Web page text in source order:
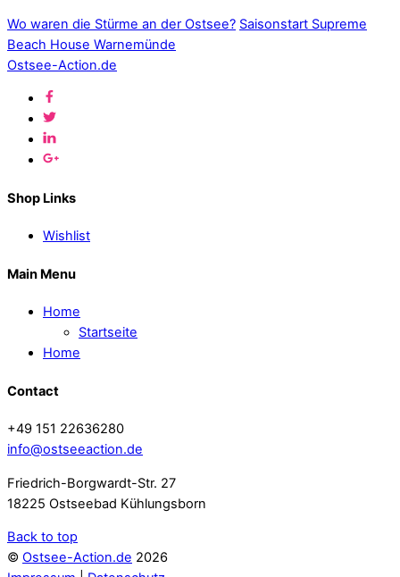
Wo waren die Stürme an der Ostsee? Saisonstart Supreme
Beach House Warnemünde
Ostsee-Action.de
Shop Links
Wishlist
Main Menu
Home
Startseite
Home
Contact
+49 151 22636280
info@ostseeaction.de
Friedrich-Borgwardt-Str. 27
18225 Ostseebad Kühlungsborn
Back to top
© Ostsee-Action.de 2026